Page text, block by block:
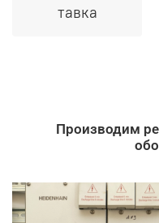
тавка
Производим